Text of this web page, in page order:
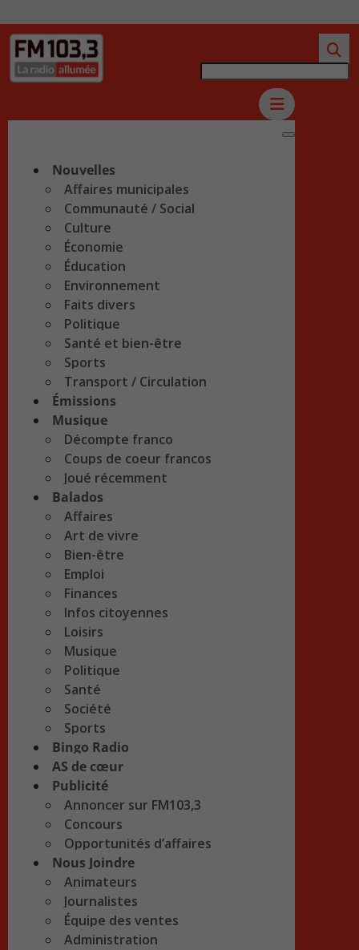
Nouvelles
Affaires municipales
Communauté / Social
Culture
Économie
Éducation
Environnement
Faits divers
Politique
Santé et bien-être
Sports
Transport / Circulation
Émissions
Musique
Décompte franco
Coups de coeur francos
Joué récemment
Balados
Affaires
Art de vivre
Bien-être
Emploi
Finances
Infos citoyennes
Loisirs
Musique
Politique
Santé
Société
Sports
Bingo Radio
AS de cœur
Publicité
Annoncer sur FM103,3
Concours
Opportunités d’affaires
Nous Joindre
Animateurs
Journalistes
Équipe des ventes
Administration